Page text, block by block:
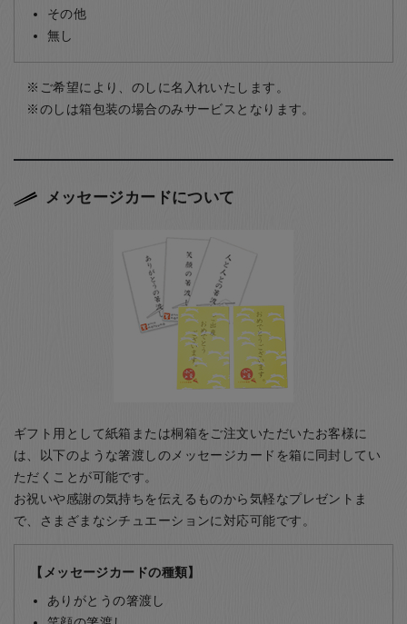
その他
無し
ご希望により、のしに名入れいたします。
のしは箱包装の場合のみサービスとなります。
メッセージカードについて
ギフト用として紙箱または桐箱をご注文いただいたお客様に
は、以下のような箸渡しのメッセージカードを箱に同封してい
ただくことが可能です。
お祝いや感謝の気持ちを伝えるものから気軽なプレゼントま
で、さまざまなシチュエーションに対応可能です。
【メッセージカードの種類】
ありがとうの箸渡し